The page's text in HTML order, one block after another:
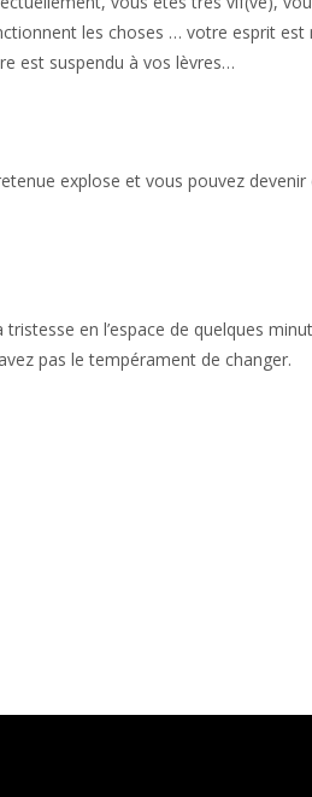
les choses … votre esprit est
est suspendu à vos lèvres…
explose et vous pouvez
en l’espace de quelques
pas le tempérament de changer.